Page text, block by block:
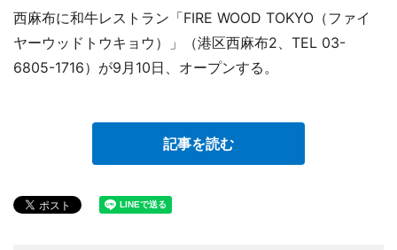
西麻布に和牛レストラン「FIRE WOOD TOKYO（ファイ
ヤーウッドトウキョウ）」（港区西麻布2、TEL 03-
6805-1716）が9月10日、オープンする。
記事を読む